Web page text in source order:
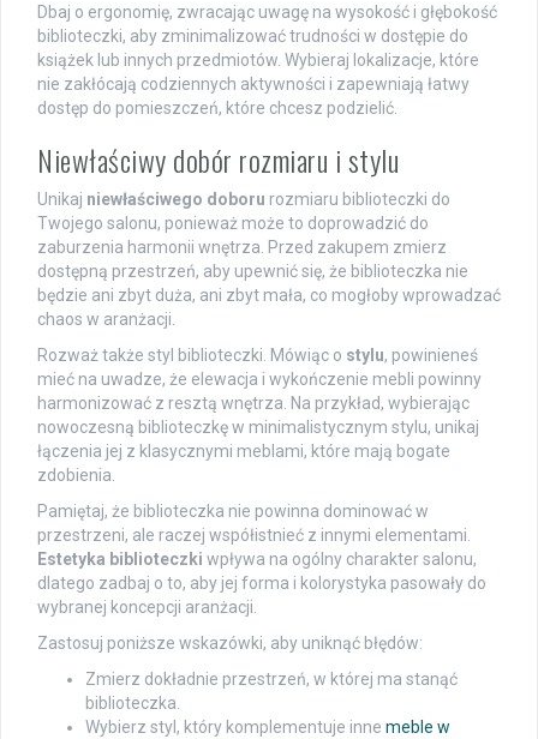
Dbaj o ergonomię, zwracając uwagę na wysokość i głębokość
biblioteczki, aby zminimalizować trudności w dostępie do
książek lub innych przedmiotów. Wybieraj lokalizacje, które
nie zakłócają codziennych aktywności i zapewniają łatwy
dostęp do pomieszczeń, które chcesz podzielić.
Niewłaściwy dobór rozmiaru i stylu
Unikaj niewłaściwego doboru rozmiaru biblioteczki do
Twojego salonu, ponieważ może to doprowadzić do
zaburzenia harmonii wnętrza. Przed zakupem zmierz
dostępną przestrzeń, aby upewnić się, że biblioteczka nie
będzie ani zbyt duża, ani zbyt mała, co mogłoby wprowadzać
chaos w aranżacji.
Rozważ także styl biblioteczki. Mówiąc o stylu, powinieneś
mieć na uwadze, że elewacja i wykończenie mebli powinny
harmonizować z resztą wnętrza. Na przykład, wybierając
nowoczesną biblioteczkę w minimalistycznym stylu, unikaj
łączenia jej z klasycznymi meblami, które mają bogate
zdobienia.
Pamiętaj, że biblioteczka nie powinna dominować w
przestrzeni, ale raczej współistnieć z innymi elementami.
Estetyka biblioteczki wpływa na ogólny charakter salonu,
dlatego zadbaj o to, aby jej forma i kolorystyka pasowały do
wybranej koncepcji aranżacji.
Zastosuj poniższe wskazówki, aby uniknąć błędów:
Zmierz dokładnie przestrzeń, w której ma stanąć
biblioteczka.
Wybierz styl, który komplementuje inne meble w